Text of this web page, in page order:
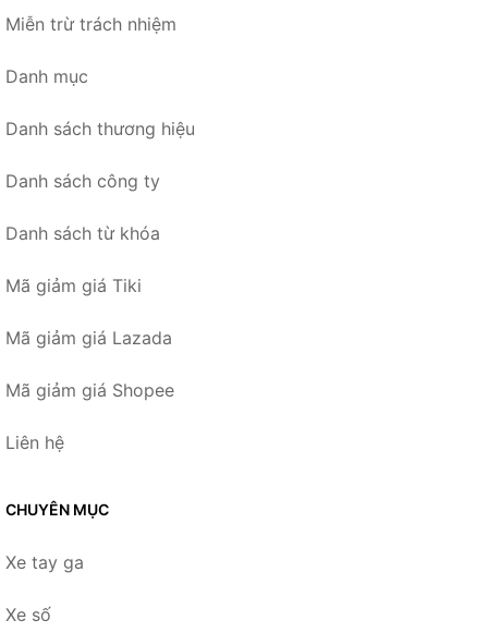
Miễn trừ trách nhiệm
Danh mục
Danh sách thương hiệu
Danh sách công ty
Danh sách từ khóa
Mã giảm giá Tiki
Mã giảm giá Lazada
Mã giảm giá Shopee
Liên hệ
CHUYÊN MỤC
Xe tay ga
Xe số